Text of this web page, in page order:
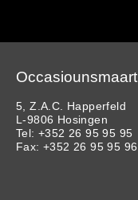
Occasiounsmaart
5, Z.A.C. Happerfeld
L-9806 Hosingen
Tel: +352 26 95 95 95
Fax: +352 26 95 95 96